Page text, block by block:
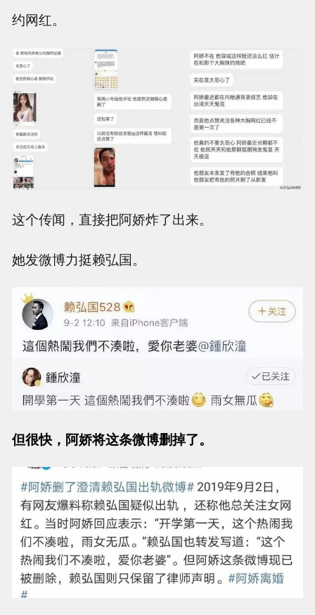
约网红。
这个传闻，直接把阿娇炸了出来。
她发微博力挺赖弘国。
但很快，阿娇将这条微博删掉了。